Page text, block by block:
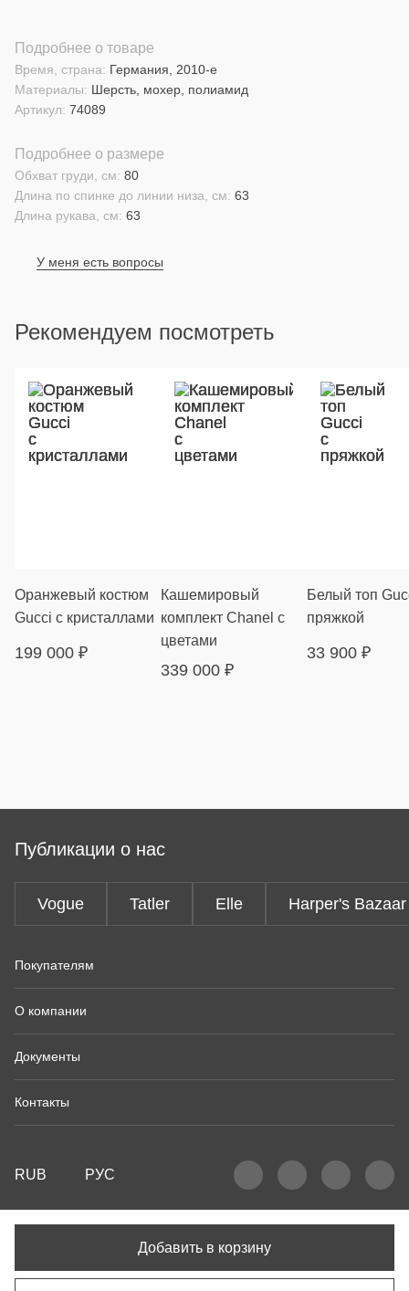
Добавить в корзину
Подробнее о товаре
Материалы: Шерсть, мохер, полиамид
Время, страна: Германия, 2010-е
Артикул: 74089
Подробнее о размере
Длина рукава, см: 63
Длина по спинке до линии низа, см: 63
Обхват груди, см: 80
У меня есть вопросы
Рекомендуем посмотреть
Оранжевый костюм
Gucci с кристаллами
199 000 ₽
Кашемировый
комплект Chanel с
цветами
339 000 ₽
Белый топ
пряжкой
33 900 ₽
Публикации о нас
Vogue Tatler Elle Harper's Bazaar
Покупателям
О компании
Документы
Контакты
RUB РУС